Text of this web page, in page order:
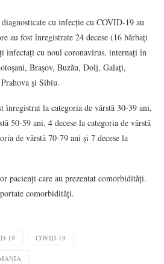
diagnosticate cu infecție cu COVID-19 au
au fost înregistrate 24 decese (16 bărbați
infectați cu noul coronavirus, internați în
Brașov, Buzău, Dolj, Galați,
și Sibiu.
înregistrat la categoria de vârstă 30-39 ani,
50-59 ani, 4 decese la categoria de vârstă
de vârstă 70-79 ani și 7 decese la
pacienți care au prezentat comorbidități.
comorbidități.
19 COVID-19